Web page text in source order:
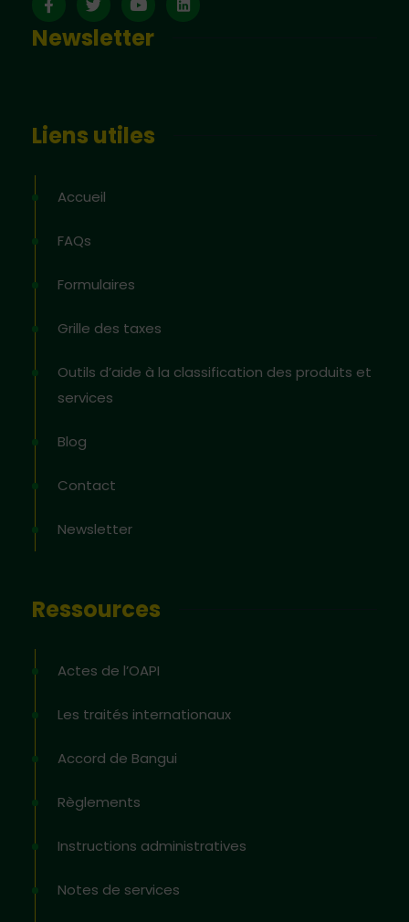
Newsletter
Liens utiles
Accueil
FAQs
Formulaires
Grille des taxes
Outils d’aide à la classification des produits et
services
Blog
Contact
Newsletter
Ressources
Actes de l’OAPI
Les traités internationaux
Accord de Bangui
Règlements
Instructions administratives
Notes de services